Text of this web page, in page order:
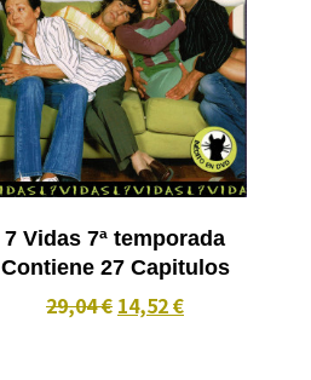
7 Vidas 7ª temporada
Contiene 27 Capitulos
29,04 € 14,52 €